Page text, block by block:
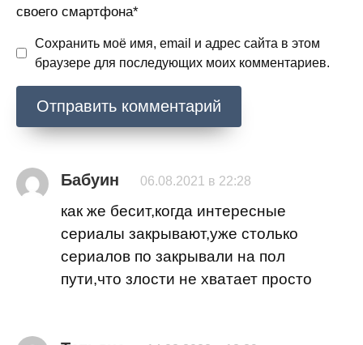
своего смартфона*
Сохранить моё имя, email и адрес сайта в этом
браузере для последующих моих комментариев.
Бабуин 06.08.2021 в 22:28
как же бесит,когда интересные
сериалы закрывают,уже столько
сериалов по закрывали на пол
пути,что злости не хватает просто